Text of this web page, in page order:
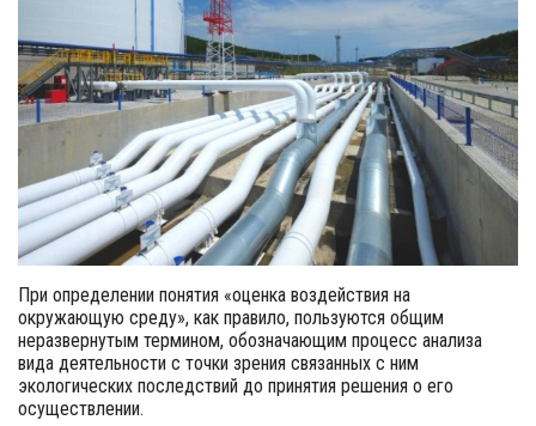
При определении понятия «оценка воздействия на
окружающую среду», как правило, пользуются общим
неразвернутым термином, обозначающим процесс анализа
вида деятельности с точки зрения связанных с ним
экологических последствий до принятия решения о его
осуществлении.